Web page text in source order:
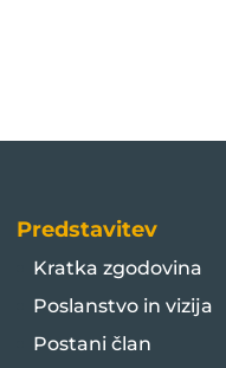
Predstavitev
Kratka zgodovina
Poslanstvo in vizija
Postani član